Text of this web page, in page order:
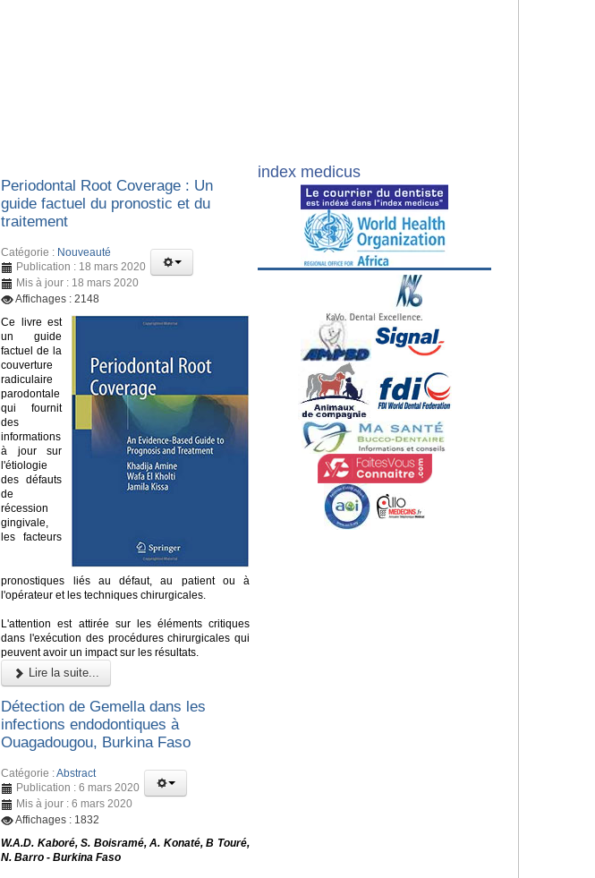
Periodontal Root Coverage : Un
guide factuel du pronostic et du
traitement
Catégorie : Nouveauté
Publication : 18 mars 2020
Mis à jour : 18 mars 2020
Affichages : 2148
Ce livre est
un guide
factuel de la
couverture
radiculaire
parodontale
qui fournit
des
informations
à jour sur
l'étiologie
des défauts
de
récession
gingivale,
les facteurs
pronostiques liés au défaut, au patient ou à
l'opérateur et les techniques chirurgicales.
L'attention est attirée sur les éléments critiques
dans l'exécution des procédures chirurgicales qui
peuvent avoir un impact sur les résultats.
Lire la suite...
Détection de Gemella dans les
infections endodontiques à
Ouagadougou, Burkina Faso
Catégorie :Abstract
Publication : 6 mars 2020
Mis à jour : 6 mars 2020
Affichages : 1832
W.A.D. Kaboré, S. Boisramé, A. Konaté, B Touré,
N. Barro - Burkina Faso
index medicus